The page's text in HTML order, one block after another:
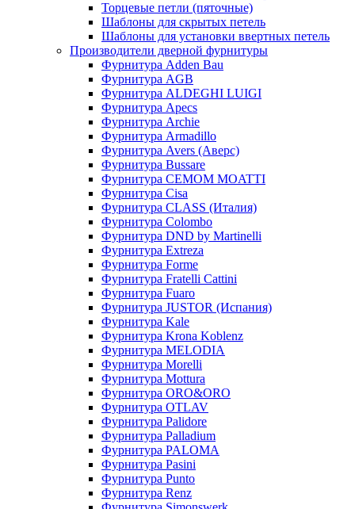
Торцевые петли (пяточные)
Шаблоны для скрытых петель
Шаблоны для установки ввертных петель
Производители дверной фурнитуры
Фурнитура Adden Bau
Фурнитура AGB
Фурнитура ALDEGHI LUIGI
Фурнитура Apecs
Фурнитура Archie
Фурнитура Armadillo
Фурнитура Avers (Аверс)
Фурнитура Bussare
Фурнитура CEMOM MOATTI
Фурнитура Cisa
Фурнитура CLASS (Италия)
Фурнитура Colombo
Фурнитура DND by Martinelli
Фурнитура Extreza
Фурнитура Forme
Фурнитура Fratelli Cattini
Фурнитура Fuaro
Фурнитура JUSTOR (Испания)
Фурнитура Kale
Фурнитура Krona Koblenz
Фурнитура MELODIA
Фурнитура Morelli
Фурнитура Mottura
Фурнитура ORO&ORO
Фурнитура OTLAV
Фурнитура Palidore
Фурнитура Palladium
Фурнитура PALOMA
Фурнитура Pasini
Фурнитура Punto
Фурнитура Renz